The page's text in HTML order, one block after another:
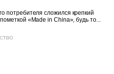
потребителя сложился крепкий
«Made in China», будь то...